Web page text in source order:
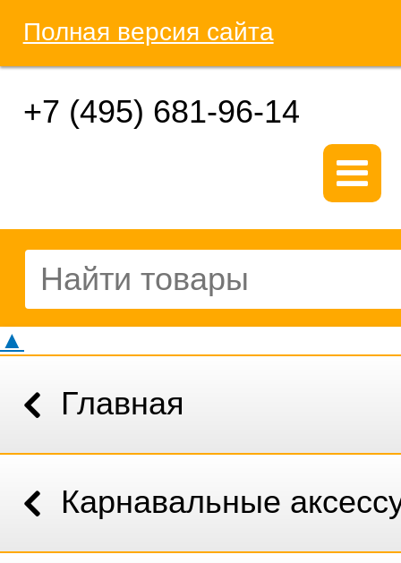
Полная версия сайта
+7 (495) 681-96-14
▲
Главная
Карнавальные